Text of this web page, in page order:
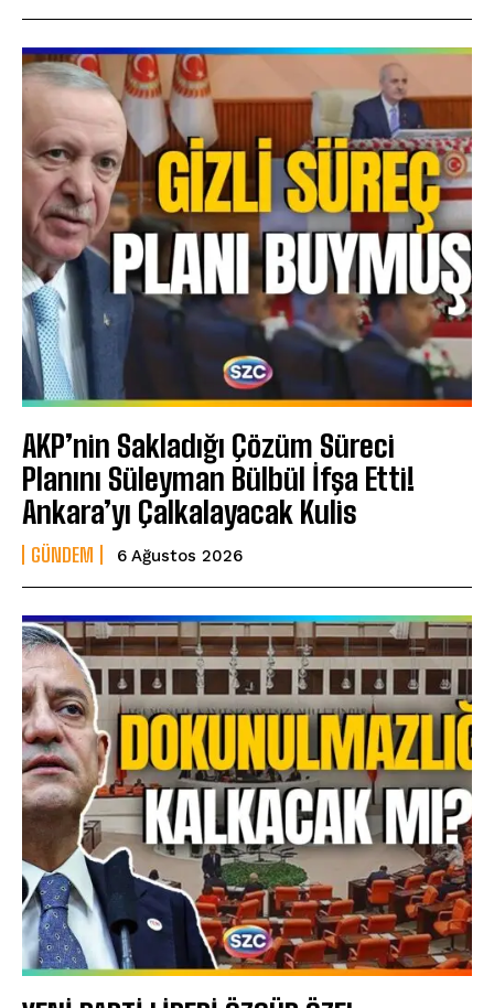
AKP’nin Sakladığı Çözüm Süreci
Planını Süleyman Bülbül İfşa Etti!
Ankara’yı Çalkalayacak Kulis
GÜNDEM 6 Ağustos 2026